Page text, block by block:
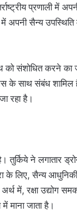
प्रणाली में
में अपनी सैन्य
संशोधित करने का
के साथ संबंध
रहा है।
ने लगातार
के लिए, सैन्य
में, रक्षा उद्योग
माना जाता है।